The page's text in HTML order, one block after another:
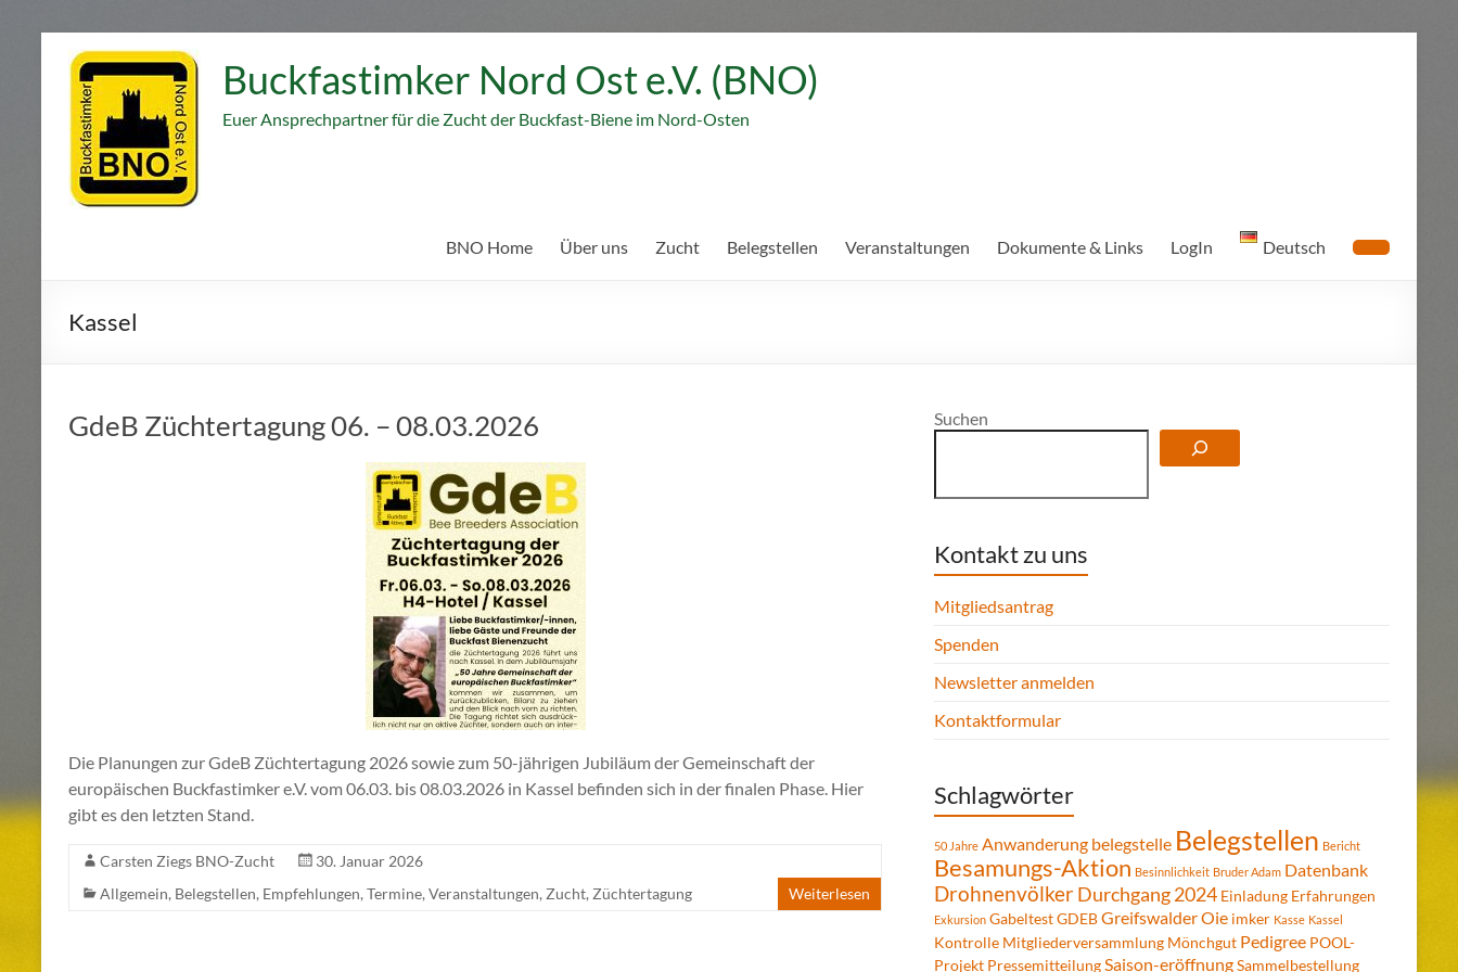
Inhalt
springen
Buckfastimker Nord Ost e.V. (BNO)
Euer Ansprechpartner für die Zucht der Buckfast-Biene im Nord-Osten
BNO Home Über uns Zucht Belegstellen Veranstaltungen Dokumente & Links LogIn Deutsch
Kassel
GdeB Züchtertagung 06. – 08.03.2026
Die Planungen zur GdeB Züchtertagung 2026 sowie zum 50-jährigen Jubiläum der Gemeinschaft der
europäischen Buckfastimker e.V. vom 06.03. bis 08.03.2026 in Kassel befinden sich in der finalen Phase. Hier
gibt es den letzten Stand.
Carsten Ziegs BNO-Zucht
30. Januar 2026
Allgemein, Belegstellen, Empfehlungen, Termine, Veranstaltungen, Zucht, Züchtertagung Weiterlesen
Suchen
Kontakt zu uns
Mitgliedsantrag
Spenden
Newsletter anmelden
Kontaktformular
Schlagwörter
50 Jahre Anwanderung belegstelle Belegstellen Bericht
Besamungs-Aktion Besinnlichkeit Bruder Adam Datenbank
DrohnenvölkerDurchgang 2024 Einladung Erfahrungen
Exkursion GabeltestGDEBGreifswalder Oie imker Kasse Kassel
Kontrolle Mitgliederversammlung Mönchgut Pedigree POOL-
Projekt PressemitteilungSaison-eröffnungSammelbestellung